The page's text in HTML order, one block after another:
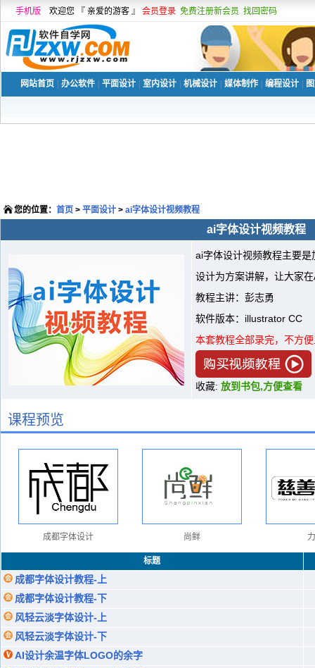
手机版 欢迎您 『 亲爱的游客 』 会员登录 免费注册新会员 找回密码
网站首页 办公软件 平面设计 室内设计 机械设计 媒体制作 编程设计
您的位置： 首页 > 平面设计 > ai字体设计视频教程
ai字体设计视频教程
ai字体设计视频教程主要
设计为方案讲解，让大家
教程主讲：彭志勇
软件版本：illustrator CC
本套教程全部录完，不方
收藏: 放到书包,方便查看
课程预览
成都字体设计 尚鲜
标题
成都字体设计教程-上
成都字体设计教程-下
风轻云淡字体设计-上
风轻云淡字体设计-下
AI设计余温字体LOGO的余字